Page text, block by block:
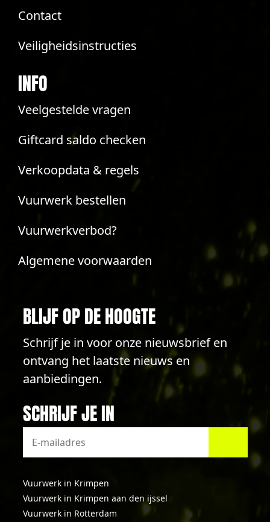
Contact
Veiligheidsinstructies
INFO
Veelgestelde vragen
Giftcard saldo checken
Verkoopdata & regels
Vuurwerk bestellen
Vuurwerkverbod?
Algemene voorwaarden
BLIJF OP DE HOOGTE
Schrijf je in voor onze nieuwsbrief en
ontvang het laatste nieuws en
aanbiedingen.
SCHRIJF JE IN
Vuurwerk in Krimpen
Vuurwerk in Krimpen aan den ijssel
Vuurwerk in Rotterdam